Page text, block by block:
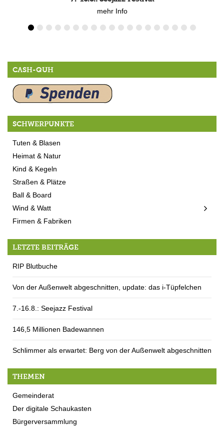
mehr Info
CASH-QUH
SCHWERPUNKTE
Tuten & Blasen
Heimat & Natur
Kind & Kegeln
Straßen & Plätze
Ball & Board
Wind & Watt
Firmen & Fabriken
LETZTE BEITRÄGE
RIP Blutbuche
Von der Außenwelt abgeschnitten, update: das i-Tüpfelchen
7.-16.8.: Seejazz Festival
146,5 Millionen Badewannen
Schlimmer als erwartet: Berg von der Außenwelt abgeschnitten
THEMEN
Gemeinderat
Der digitale Schaukasten
Bürgerversammlung